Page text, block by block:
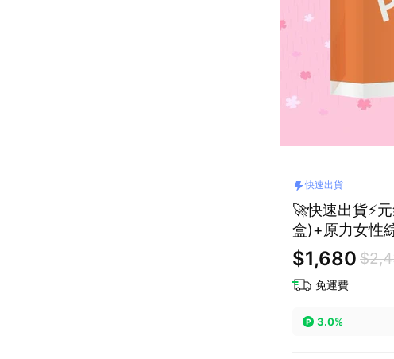
快速出貨
🚀快速出貨⚡
盒)+原力女性
情推薦｜護眼
$1,680
免運費
3.0%